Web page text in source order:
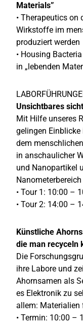
Materials”
• Therapeutics on
Wirkstoffe im
produziert werden
• Housing
in „lebenden
Unsichtbares
Mit Hilfe unseres
gelingen
dem
in anschaulicher
und Nanopartikel
• Tour 1: 10:00 –
• Tour 2: 14:00 –
Künstliche
die man recyceln
Die
ihre Labore und
Ahornsamen als
es Elektronik zu
allem: Materialien
• Termin: 10:00 –